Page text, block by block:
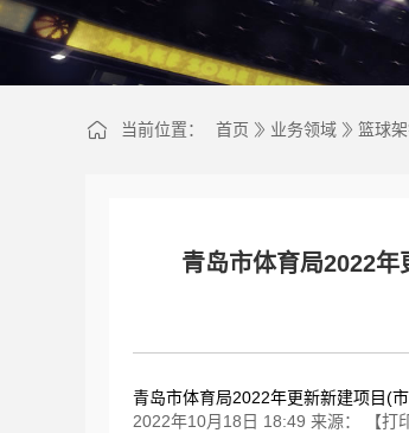
当前位置： 首页 业务领域 篮球
青岛市体育局2022
青岛市体育局2022年更新新建项目(
2022年10月18日 18:49 来源： 【打